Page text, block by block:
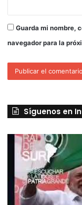
Guarda mi nombre,
navegador para la
Síguenos en